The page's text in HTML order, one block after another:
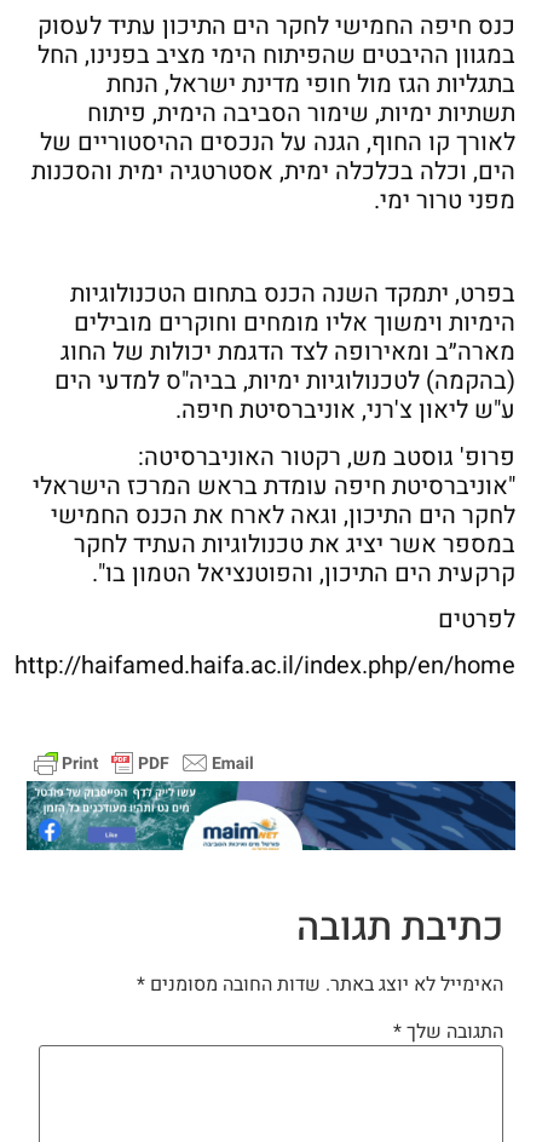
כנס חיפה החמישי לחקר הים התיכון עתיד לעסוק
במגוון ההיבטים שהפיתוח הימי מציב בפנינו, החל
בתגליות הגז מול חופי מדינת ישראל, הנחת
תשתיות ימיות, שימור הסביבה הימית, פיתוח
לאורך קו החוף, הגנה על הנכסים ההיסטוריים של
הים, וכלה בכלכלה ימית, אסטרטגיה ימית והסכנות
מפני טרור ימי.
בפרט, יתמקד השנה הכנס בתחום הטכנולוגיות
הימיות וימשוך אליו מומחים וחוקרים מובילים
מארה״ב ומאירופה לצד הדגמת יכולות של החוג
(בהקמה) לטכנולוגיות ימיות, בביה"ס למדעי הים
ע"ש ליאון צ'רני, אוניברסיטת חיפה.
פרופ' גוסטב מש, רקטור האוניברסיטה:
"אוניברסיטת חיפה עומדת בראש המרכז הישראלי
לחקר הים התיכון, וגאה לארח את הכנס החמישי
במספר אשר יציג את טכנולוגיות העתיד לחקר
קרקעית הים התיכון, והפוטנציאל הטמון בו".
לפרטים
http://haifamed.haifa.ac.il/index.php/en/home
כתיבת תגובה
האימייל לא יוצג באתר. שדות החובה מסומנים *
התגובה שלך*